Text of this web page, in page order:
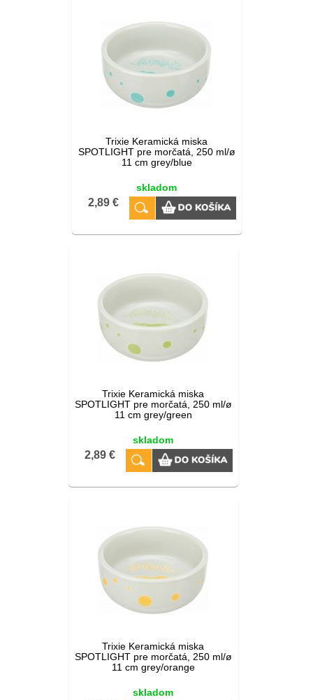
Trixie Keramická miska
SPOTLIGHT pre morčatá, 250 ml/ø
11 cm grey/blue
skladom
2,89 €
Trixie Keramická miska
SPOTLIGHT pre morčatá, 250 ml/ø
11 cm grey/green
skladom
2,89 €
Trixie Keramická miska
SPOTLIGHT pre morčatá, 250 ml/ø
11 cm grey/orange
skladom